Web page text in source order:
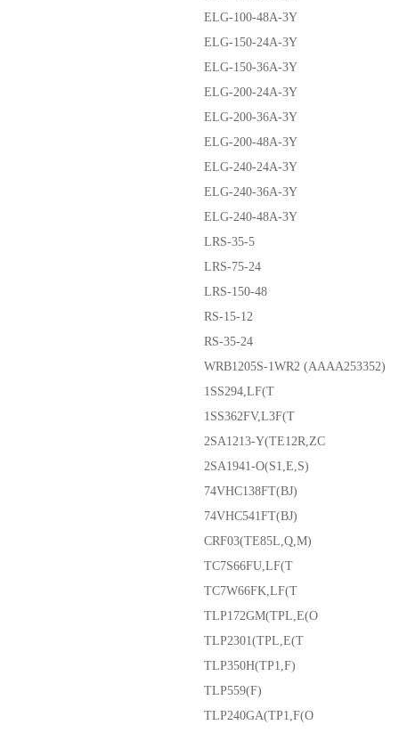
ELG-100-48A-3Y
ELG-150-24A-3Y
ELG-150-36A-3Y
ELG-200-24A-3Y
ELG-200-36A-3Y
ELG-200-48A-3Y
ELG-240-24A-3Y
ELG-240-36A-3Y
ELG-240-48A-3Y
LRS-35-5
LRS-75-24
LRS-150-48
RS-15-12
RS-35-24
WRB1205S-1WR2 (AAAA253352)
1SS294,LF(T
1SS362FV,L3F(T
2SA1213-Y(TE12R,ZC
2SA1941-O(S1,E,S)
74VHC138FT(BJ)
74VHC541FT(BJ)
CRF03(TE85L,Q,M)
TC7S66FU,LF(T
TC7W66FK,LF(T
TLP172GM(TPL,E(O
TLP2301(TPL,E(T
TLP350H(TP1,F)
TLP559(F)
TLP240GA(TP1,F(O